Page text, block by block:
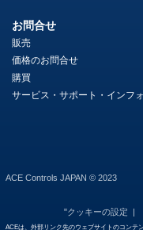
お問合せ
販売
価格のお問合せ
購買
サービス・サポート・インフ
ACE Controls JAPAN © 2023
"クッキーの設定
ACEは、外部リンク先のウェブサイトのコンテ